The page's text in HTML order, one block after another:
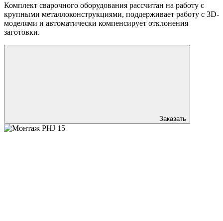
Комплект сварочного оборудования рассчитан на работу с
крупными металлоконструкциями, поддерживает работу с 3D-
моделями и автоматически компенсирует отклонения
заготовки.
Заказать